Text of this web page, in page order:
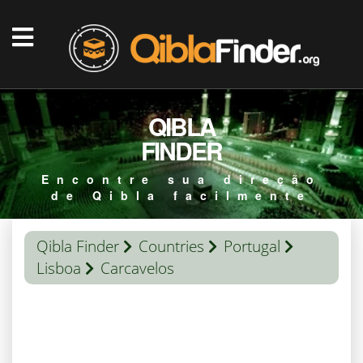
QIBLA
FINDER
Encontre sua direção
de Qibla facilmente
Qibla Finder Countries
Portugal
Lisboa
Carcavelos